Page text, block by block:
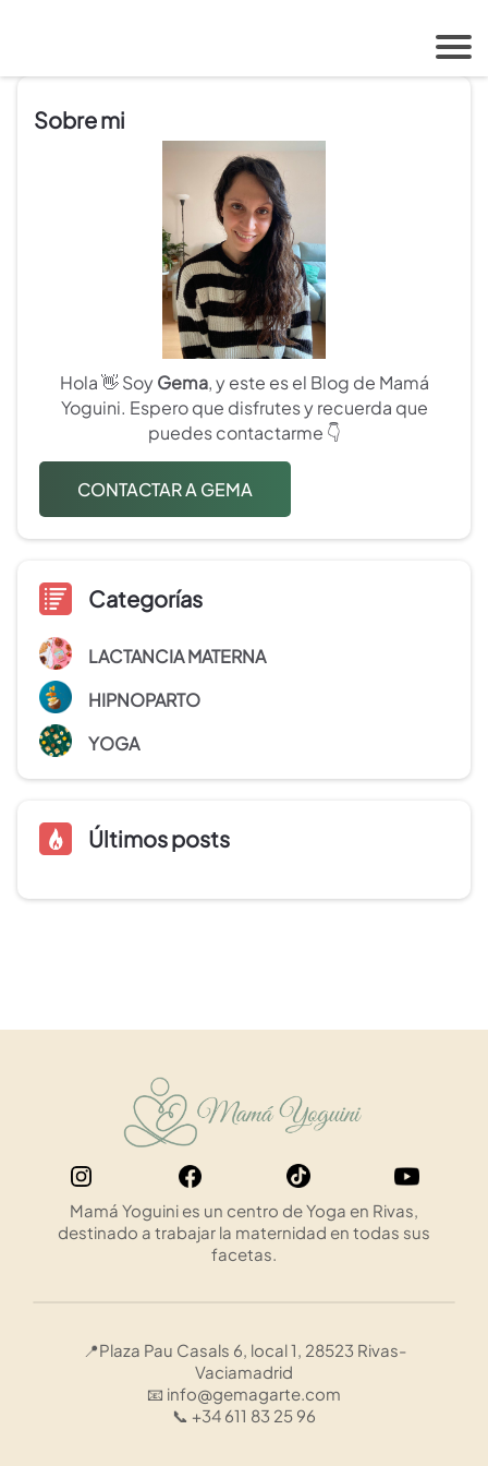
Sobre mi
Hola 👋 SoyGema, y este es el Blog de Mamá
Yoguini. Espero que disfrutes y recuerda que
puedes contactarme 👇
CONTACTAR A GEMA
Categorías
LACTANCIA MATERNA
HIPNOPARTO
YOGA
Últimos posts
Mamá Yoguini es un centro de Yoga en Rivas,
destinado a trabajar la maternidad en todas sus
facetas.
📍Plaza Pau Casals 6, local 1, 28523 Rivas-
Vaciamadrid
📧 info@gemagarte.com
📞 +34 611 83 25 96